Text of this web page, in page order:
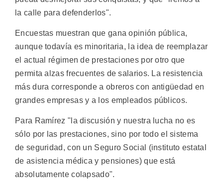
la calle para defenderlos".
Encuestas muestran que gana opinión pública,
aunque todavía es minoritaria, la idea de reemplazar
el actual régimen de prestaciones por otro que
permita alzas frecuentes de salarios. La resistencia
más dura corresponde a obreros con antigüedad en
grandes empresas y a los empleados públicos.
Para Ramírez "la discusión y nuestra lucha no es
sólo por las prestaciones, sino por todo el sistema
de seguridad, con un Seguro Social (instituto estatal
de asistencia médica y pensiones) que está
absolutamente colapsado".